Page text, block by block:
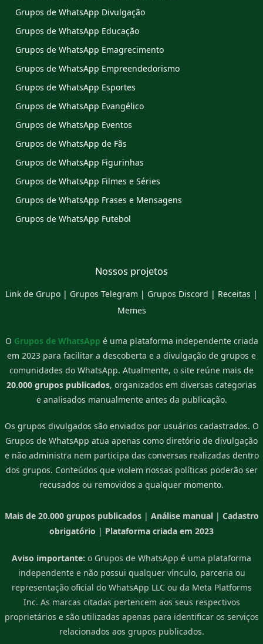
Grupos de WhatsApp Divulgação
Grupos de WhatsApp Educação
Grupos de WhatsApp Emagrecimento
Grupos de WhatsApp Empreendedorismo
Grupos de WhatsApp Esportes
Grupos de WhatsApp Evangélico
Grupos de WhatsApp Eventos
Grupos de WhatsApp de Fãs
Grupos de WhatsApp Figurinhas
Grupos de WhatsApp Filmes e Séries
Grupos de WhatsApp Frases e Mensagens
Grupos de WhatsApp Futebol
Nossos projetos
Link de Grupo | Grupos Telegram | Grupos Discord | Receitas |
Memes
O Grupos de WhatsApp é uma plataforma independente criada
em 2023 para facilitar a descoberta e a divulgação de grupos e
comunidades do WhatsApp. Atualmente, o site reúne mais de
20.000 grupos publicados, organizados em diversas categorias
e analisados manualmente antes da publicação.
Os grupos divulgados são enviados por usuários cadastrados. O
Grupos de WhatsApp atua apenas como diretório de divulgação
e não administra nem participa das conversas realizadas dentro
dos grupos. Conteúdos que violem nossas políticas poderão ser
recusados ou removidos a qualquer momento.
Mais de 20.000 grupos publicados| Análise manual| Cadastro
obrigatório | Plataforma criada em 2023
Aviso importante: o Grupos de WhatsApp é uma plataforma
independente e não possui qualquer vínculo, parceria ou
representação oficial do WhatsApp LLC ou da Meta Platforms
Inc. As marcas citadas pertencem aos seus respectivos
proprietários e são utilizadas apenas para identificar os serviços
relacionados aos grupos publicados.